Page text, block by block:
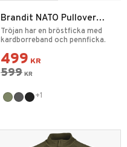
Brandit NATO Pullover
Tröja
Tröjan har en bröstficka med
kardborreband och pennficka.
499 KR
599 KR
+1